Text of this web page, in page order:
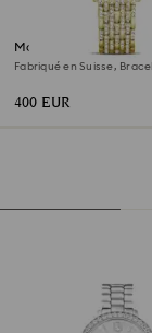
Montre Imber
Fabriqué en Suisse,
400 EUR